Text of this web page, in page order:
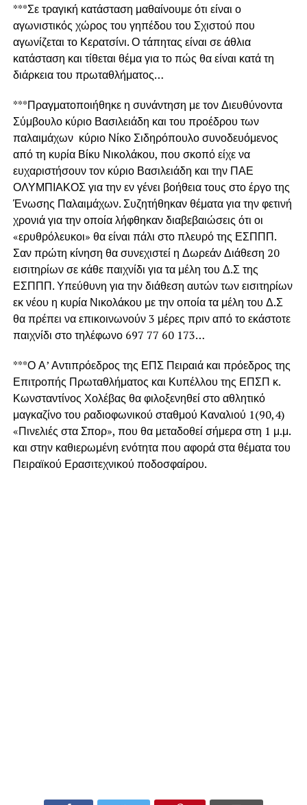
***Σε τραγική κατάσταση μαθαίνουμε ότι είναι ο
αγωνιστικός χώρος του γηπέδου του Σχιστού που
αγωνίζεται το Κερατσίνι. Ο τάπητας είναι σε άθλια
κατάσταση και τίθεται θέμα για το πώς θα είναι κατά τη
διάρκεια του πρωταθλήματος…
***Πραγματοποιήθηκε η συνάντηση με τον Διευθύνοντα
Σύμβουλο κύριο Βασιλειάδη και του προέδρου των
παλαιμάχων κύριο Νίκο Σιδηρόπουλο συνοδευόμενος
από τη κυρία Βίκυ Νικολάκου, που σκοπό είχε να
ευχαριστήσουν τον κύριο Βασιλειάδη και την ΠΑΕ
ΟΛΥΜΠΙΑΚΟΣ για την εν γένει βοήθεια τους στο έργο της
Ένωσης Παλαιμάχων. Συζητήθηκαν θέματα για την φετινή
χρονιά για την οποία λήφθηκαν διαβεβαιώσεις ότι οι
«ερυθρόλευκοι» θα είναι πάλι στο πλευρό της ΕΣΠΠΠ.
Σαν πρώτη κίνηση θα συνεχιστεί η Δωρεάν Διάθεση 20
εισιτηρίων σε κάθε παιχνίδι για τα μέλη του Δ.Σ της
ΕΣΠΠΠ. Υπεύθυνη για την διάθεση αυτών των εισιτηρίων
εκ νέου η κυρία Νικολάκου με την οποία τα μέλη του Δ.Σ
θα πρέπει να επικοινωνούν 3 μέρες πριν από το εκάστοτε
παιχνίδι στο τηλέφωνο 697 77 60 173…
***Ο Α’ Αντιπρόεδρος της ΕΠΣ Πειραιά και πρόεδρος της
Επιτροπής Πρωταθλήματος και Κυπέλλου της ΕΠΣΠ κ.
Κωνσταντίνος Χολέβας θα φιλοξενηθεί στο αθλητικό
μαγκαζίνο του ραδιοφωνικού σταθμού Καναλιού 1(90,4)
«Πινελιές στα Σπορ», που θα μεταδοθεί σήμερα στη 1 μ.μ.
και στην καθιερωμένη ενότητα που αφορά στα θέματα του
Πειραϊκού Ερασιτεχνικού ποδοσφαίρου.